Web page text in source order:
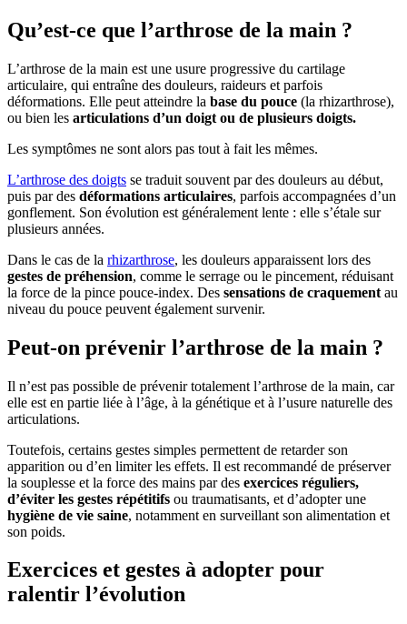
Qu’est-ce que l’arthrose de la main ?
L’arthrose de la main est une usure progressive du cartilage
articulaire, qui entraîne des douleurs, raideurs et parfois
déformations. Elle peut atteindre la base du pouce (la rhizarthrose),
ou bien les articulations d’un doigt ou de plusieurs doigts.
Les symptômes ne sont alors pas tout à fait les mêmes.
L’arthrose des doigts se traduit souvent par des douleurs au début,
puis par des déformations articulaires, parfois accompagnées d’un
gonflement. Son évolution est généralement lente : elle s’étale sur
plusieurs années.
Dans le cas de la rhizarthrose, les douleurs apparaissent lors des
gestes de préhension, comme le serrage ou le pincement, réduisant
la force de la pince pouce-index. Des sensations de craquement au
niveau du pouce peuvent également survenir.
Peut-on prévenir l’arthrose de la main ?
Il n’est pas possible de prévenir totalement l’arthrose de la main, car
elle est en partie liée à l’âge, à la génétique et à l’usure naturelle des
articulations.
Toutefois, certains gestes simples permettent de retarder son
apparition ou d’en limiter les effets. Il est recommandé de préserver
la souplesse et la force des mains par des exercices réguliers,
d’éviter les gestes répétitifs ou traumatisants, et d’adopter une
hygiène de vie saine, notamment en surveillant son alimentation et
son poids.
Exercices et gestes à adopter pour
ralentir l’évolution